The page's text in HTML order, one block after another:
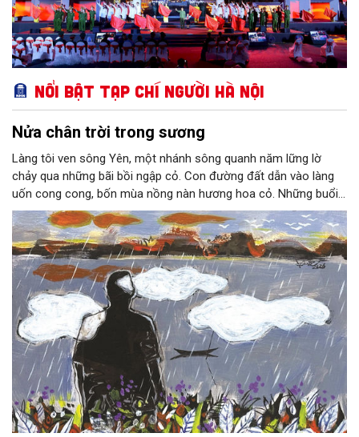
Nổi bật Tạp chí Người Hà Nội
Nửa chân trời trong sương
Làng tôi ven sông Yên, một nhánh sông quanh năm lững lờ
chảy qua những bãi bồi ngập cỏ. Con đường đất dẫn vào làng
uốn cong cong, bốn mùa nồng nàn hương hoa cỏ. Những buổi
hoàng hôn, khi nắng đã dịu xuống phía cuối sông, đám hoa tím
lại thẫm màu như có ai vừa rắc lên một lớp khói.